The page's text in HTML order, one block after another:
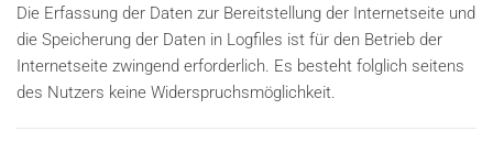
Die Erfassung der Daten zur Bereitstellung der Internetseite und
die Speicherung der Daten in Logfiles ist für den Betrieb der
Internetseite zwingend erforderlich. Es besteht folglich seitens
des Nutzers keine Widerspruchsmöglichkeit.